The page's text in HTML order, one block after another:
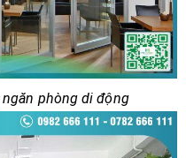
phòng di động